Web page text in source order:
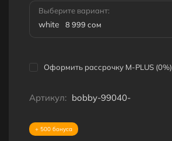
Выберите вариант:
white 8 999 сом
Оформить рассрочку M-PLUS (0%)
Артикул: bobby-99040-
+ 500 бонуса